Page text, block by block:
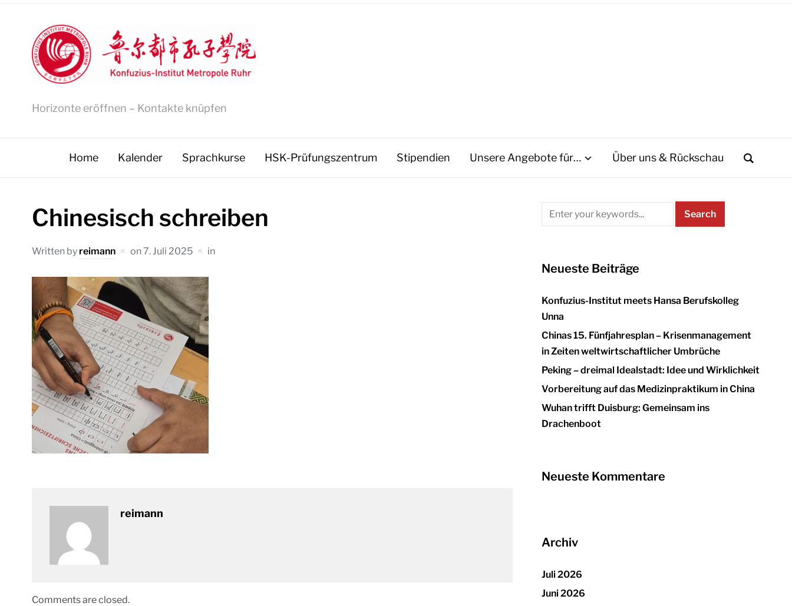
Horizonte eröffnen – Kontakte knüpfen
Home Kalender Sprachkurse HSK-Prüfungszentrum Stipendien Unsere Angebote für… Über uns & Rückschau
Chinesisch schreiben
Written by reimann on7. Juli 2025 in
reimann
Comments are closed.
Neueste Beiträge
Konfuzius-Institut meets Hansa Berufskolleg
Unna
Chinas 15. Fünfjahresplan – Krisenmanagement
in Zeiten weltwirtschaftlicher Umbrüche
Peking – dreimal Idealstadt: Idee und Wirklichkeit
Vorbereitung auf das Medizinpraktikum in China
Wuhan trifft Duisburg: Gemeinsam ins
Drachenboot
Neueste Kommentare
Archiv
Juli 2026
Juni 2026